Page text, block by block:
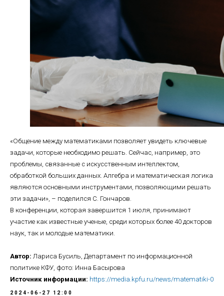
«Общение между математиками позволяет увидеть ключевые
задачи, которые необходимо решать. Сейчас, например, это
проблемы, связанные с искусственным интеллектом,
обработкой больших данных. Алгебра и математическая логика
являются основными инструментами, позволяющими решать
эти задачи», – поделился С. Гончаров.
В конференции, которая завершится 1 июля, принимают
участие как известные ученые, среди которых более 40 докторов
наук, так и молодые математики.
Автор: Лариса Бусиль, Департамент по информационной
политике КФУ, фото: Инна Басырова
Источник информации: https://media.kpfu.ru/news/matematiki-0
2024-06-27 12:00